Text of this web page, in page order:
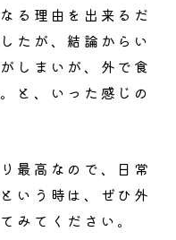
る理由を出来るだ
たが、結論からい
しまいが、外で食
と、いった感じの
最高なので、日常
いう時は、ぜひ外
みてください。